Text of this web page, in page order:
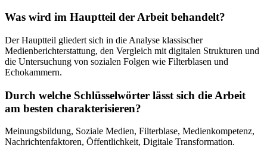
Was wird im Hauptteil der Arbeit behandelt?
Der Hauptteil gliedert sich in die Analyse klassischer
Medienberichterstattung, den Vergleich mit digitalen Strukturen und
die Untersuchung von sozialen Folgen wie Filterblasen und
Echokammern.
Durch welche Schlüsselwörter lässt sich die Arbeit
am besten charakterisieren?
Meinungsbildung, Soziale Medien, Filterblase, Medienkompetenz,
Nachrichtenfaktoren, Öffentlichkeit, Digitale Transformation.